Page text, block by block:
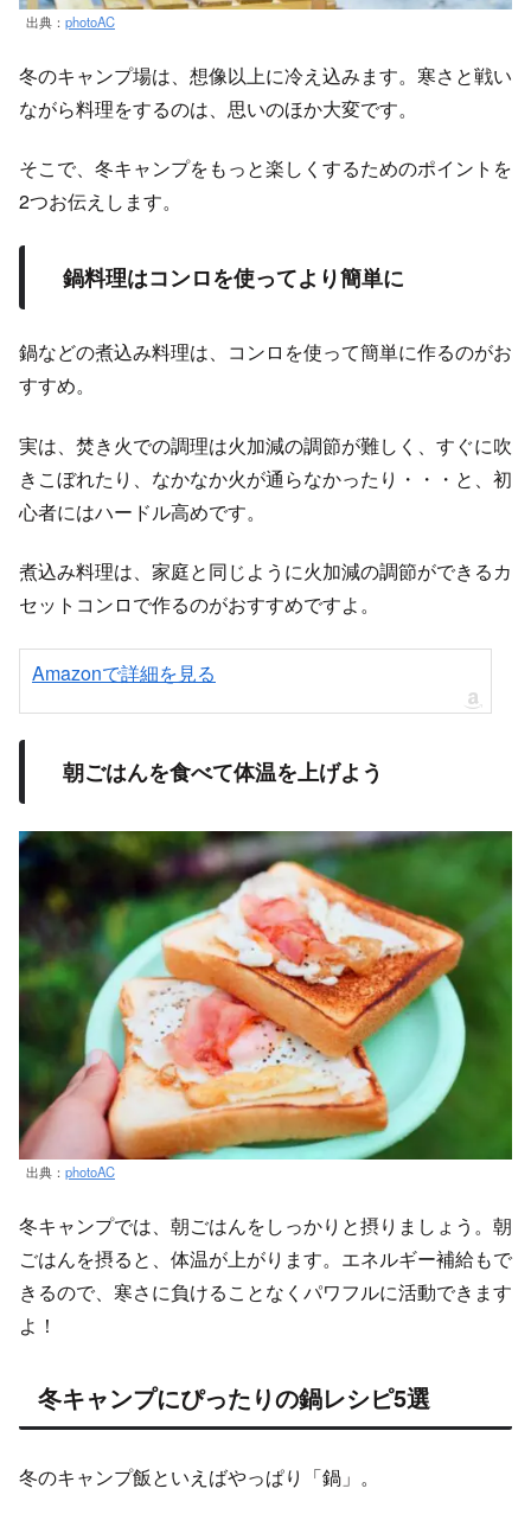
出典： photoAC
冬のキャンプ場は、想像以上に冷え込みます。寒さと戦い
ながら料理をするのは、思いのほか大変です。
そこで、冬キャンプをもっと楽しくするためのポイントを
2つお伝えします。
鍋料理はコンロを使ってより簡単に
鍋などの煮込み料理は、コンロを使って簡単に作るのがお
すすめ。
実は、焚き火での調理は火加減の調節が難しく、すぐに吹
きこぼれたり、なかなか火が通らなかったり・・・と、初
心者にはハードル高めです。
煮込み料理は、家庭と同じように火加減の調節ができるカ
セットコンロで作るのがおすすめですよ。
Amazonで詳細を見る
朝ごはんを食べて体温を上げよう
出典： photoAC
冬キャンプでは、朝ごはんをしっかりと摂りましょう。朝
ごはんを摂ると、体温が上がります。エネルギー補給もで
きるので、寒さに負けることなくパワフルに活動できます
よ！
冬キャンプにぴったりの鍋レシピ5選
冬のキャンプ飯といえばやっぱり「鍋」。